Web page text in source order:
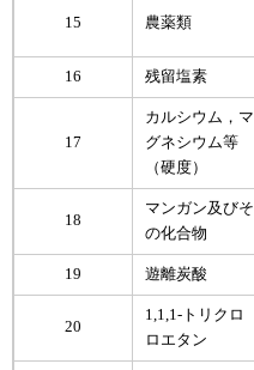
15 農薬類
16 残留塩素
17
カルシウム，マ
グネシウム等
（硬度）
18
マンガン及びそ
の化合物
19 遊離炭酸
20
1,1,1-トリクロ
ロエタン